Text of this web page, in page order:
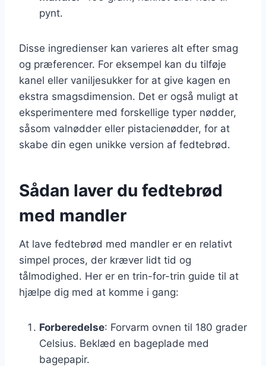
pynt.
Disse ingredienser kan varieres alt efter smag
og præferencer. For eksempel kan du tilføje
kanel eller vaniljesukker for at give kagen en
ekstra smagsdimension. Det er også muligt at
eksperimentere med forskellige typer nødder,
såsom valnødder eller pistacienødder, for at
skabe din egen unikke version af fedtebrød.
Sådan laver du fedtebrød
med mandler
At lave fedtebrød med mandler er en relativt
simpel proces, der kræver lidt tid og
tålmodighed. Her er en trin-for-trin guide til at
hjælpe dig med at komme i gang:
Forberedelse: Forvarm ovnen til 180 grader
Celsius. Beklæd en bageplade med
bagepapir.